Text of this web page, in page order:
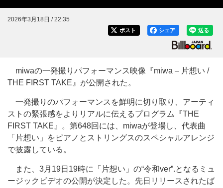
2026年3月18日 / 22:35
送る
シェア
ポスト
miwaの一発撮りパフォーマンス映像『miwa – 片想い /
THE FIRST TAKE』が公開された。
一発撮りのパフォーマンスを鮮明に切り取り、アーティ
ストの緊張感をよりリアルに伝えるプログラム『THE
FIRST TAKE』。第648回には、miwaが登場し、代表曲
「片想い」をピアノとストリングスのスペシャルアレンジ
で披露している。
また、3月19日19時に「片想い」の“令和ver”.となるミュ
ージックビデオの公開が決定した。先日リリースされたば